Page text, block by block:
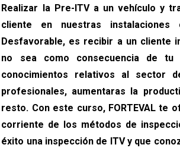
Realizar la Pre-ITV a un vehículo y
cliente en nuestras
Desfavorable, es recibir a un cliente
no sea como consecuencia de
conocimientos relativos al sector
profesionales, aumentaras la
resto. Con este curso, FORTEVAL te
corriente de los métodos de
éxito una inspección de ITV y que